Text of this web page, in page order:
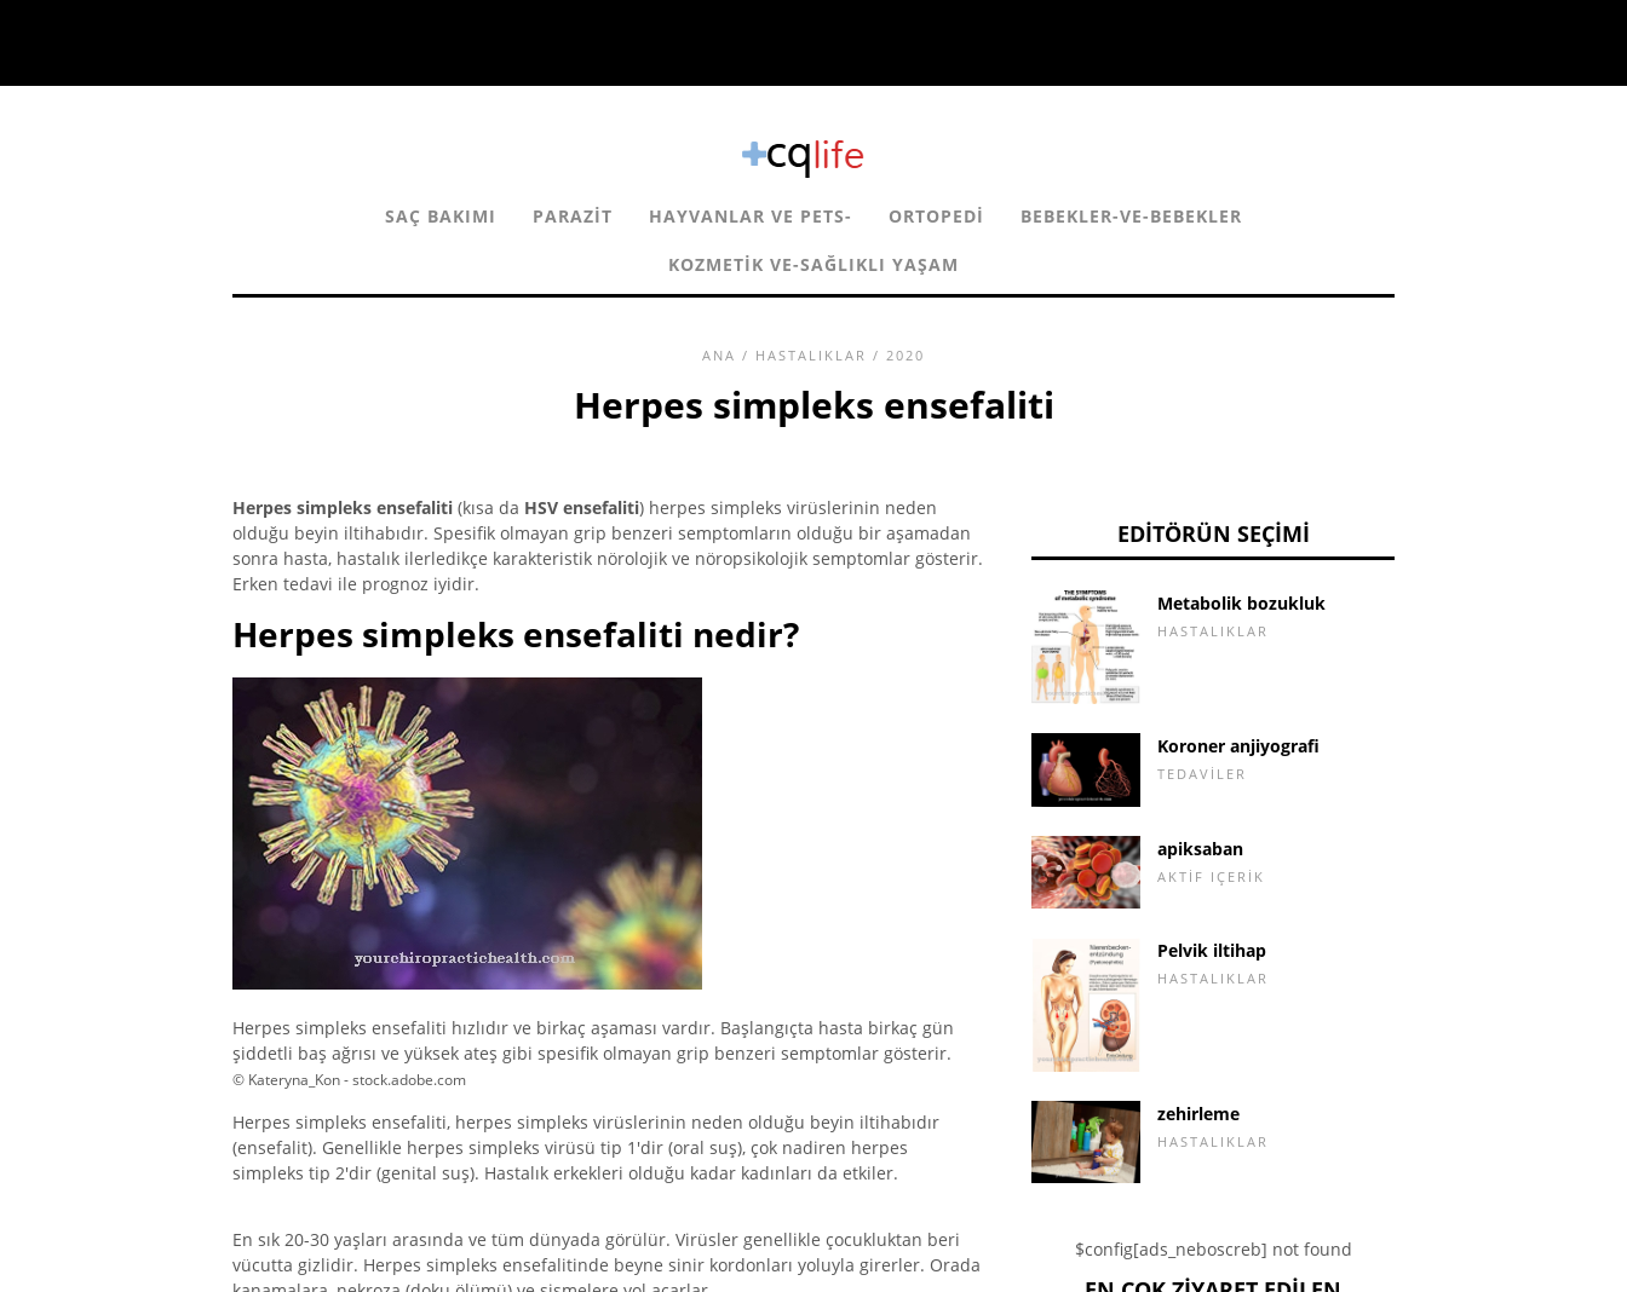
SAÇ BAKIMI PARAZIT HAYVANLAR VE PETS- ORTOPEDI BEBEKLER-VE-BEBEKLER
KOZMETIK VE-SAĞLIKLI YAŞAM
ANA / HASTALIKLAR / 2020
Herpes simpleks ensefaliti
Herpes simpleks ensefaliti (kısa da HSV ensefaliti) herpes simpleks virüslerinin neden
olduğu beyin iltihabıdır. Spesifik olmayan grip benzeri semptomların olduğu bir aşamadan
sonra hasta, hastalık ilerledikçe karakteristik nörolojik ve nöropsikolojik semptomlar gösterir.
Erken tedavi ile prognoz iyidir.
Herpes simpleks ensefaliti nedir?
Herpes simpleks ensefaliti hızlıdır ve birkaç aşaması vardır. Başlangıçta hasta birkaç gün
şiddetli baş ağrısı ve yüksek ateş gibi spesifik olmayan grip benzeri semptomlar gösterir.
© Kateryna_Kon - stock.adobe.com
Herpes simpleks ensefaliti, herpes simpleks virüslerinin neden olduğu beyin iltihabıdır
(ensefalit). Genellikle herpes simpleks virüsü tip 1'dir (oral suş), çok nadiren herpes
simpleks tip 2'dir (genital suş). Hastalık erkekleri olduğu kadar kadınları da etkiler.
En sık 20-30 yaşları arasında ve tüm dünyada görülür. Virüsler genellikle çocukluktan beri
vücutta gizlidir. Herpes simpleks ensefalitinde beyne sinir kordonları yoluyla girerler. Orada
EDITÖRÜN SEÇIMI
Metabolik bozukluk
HASTALIKLAR
Koroner anjiyografi
TEDAVILER
apiksaban
AKTIF IÇERIK
Pelvik iltihap
HASTALIKLAR
zehirleme
HASTALIKLAR
$config[ads_neboscreb] not found